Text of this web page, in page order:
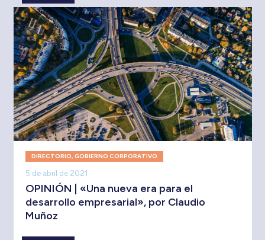
DIRECTORIO, GOBIERNO CORPORATIVO
5 de abril de 2021
OPINIÓN | «Una nueva era para el
desarrollo empresarial», por Claudio
Muñoz